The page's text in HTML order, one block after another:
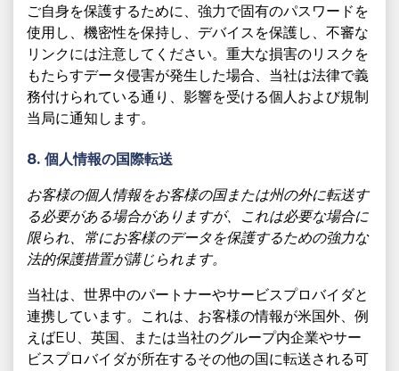
ご自身を保護するために、強力で固有のパスワードを
使用し、機密性を保持し、デバイスを保護し、不審な
リンクには注意してください。重大な損害のリスクを
もたらすデータ侵害が発生した場合、当社は法律で義
務付けられている通り、影響を受ける個人および規制
当局に通知します。
8. 個人情報の国際転送
お客様の個人情報をお客様の国または州の外に転送す
る必要がある場合がありますが、これは必要な場合に
限られ、常にお客様のデータを保護するための強力な
法的保護措置が講じられます。
当社は、世界中のパートナーやサービスプロバイダと
連携しています。これは、お客様の情報が米国外、例
えばEU、英国、または当社のグループ内企業やサー
ビスプロバイダが所在するその他の国に転送される可